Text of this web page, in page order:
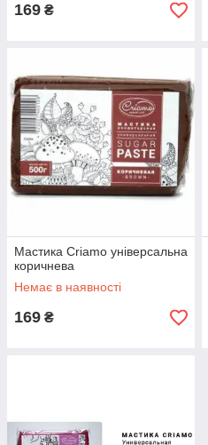
169 ₴
Мастика Criamo універсальна
коричнева
Немає в наявності
169 ₴